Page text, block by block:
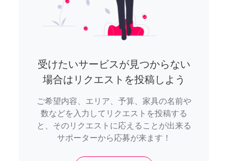
受けたいサービスが見つからない
場合はリクエストを投稿しよう
ご希望内容、エリア、予算、家具の名前や
数などを入力してリクエストを投稿する
と、そのリクエストに応えることが出来る
サポーターから応募が来ます！